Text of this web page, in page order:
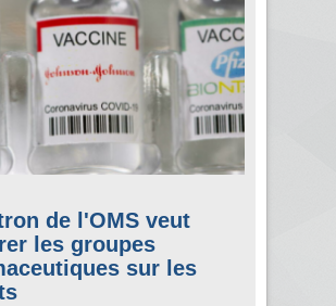
de l'OMS veut
les groupes
sur les